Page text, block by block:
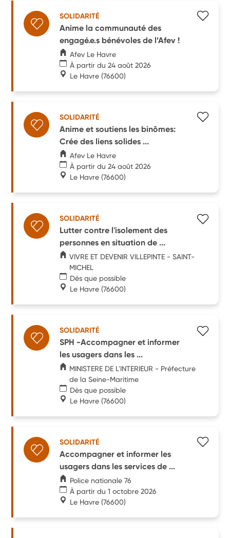
SOLIDARITÉ
Anime la communauté des
engagé.e.s bénévoles de l’Afev !
Afev Le Havre
À partir du 24 août 2026
Le Havre (76600)
SOLIDARITÉ
Anime et soutiens les binômes:
Crée des liens solides ...
Afev Le Havre
À partir du 24 août 2026
Le Havre (76600)
SOLIDARITÉ
Lutter contre l'isolement des
personnes en situation de ...
VIVRE ET DEVENIR VILLEPINTE - SAINT-
MICHEL
Dès que possible
Le Havre (76600)
SOLIDARITÉ
SPH -Accompagner et informer
les usagers dans les ...
MINISTERE DE L'INTERIEUR - Préfecture
de la Seine-Maritime
Dès que possible
Le Havre (76600)
SOLIDARITÉ
Accompagner et informer les
usagers dans les services de ...
Police nationale 76
À partir du 1 octobre 2026
Le Havre (76600)